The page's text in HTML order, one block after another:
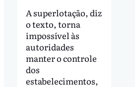
A superlotação, diz
o texto, torna
impossível às
autoridades
manter o controle
dos
estabelecimentos,